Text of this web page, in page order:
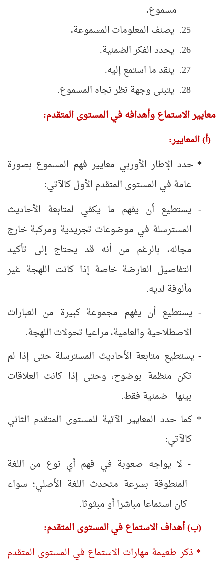
مسموع.
يصنف المعلومات المسموعة.
يحدد الفكر الضمنية.
ينقد ما استمع إليه.
يتبنى وجهة نظر تجاه المسموع.
معايير الاستماع وأهدافهفي المستوى المتقدم:
(أ) المعايير:
*حدد الإطار الأوربي معايير فهم المسموع بصورة
عامة في المستوى المتقدم الأول كالآتي:
- يستطيع أن يفهم ما يكفي لمتابعة الأحاديث
المسترسلة في موضوعات تجريدية ومركبة خارج
مجاله، بالرغم من أنه قد يحتاج إلى تأكيد
التفاصيل العارضة خاصة إذا كانت اللهجة غير
مألوفة لديه.
- يستطيع أن يفهم مجموعة كبيرة من العبارات
الاصطلاحية والعامية، مراعيا تحولات اللهجة.
- يستطيع متابعة الأحاديث المسترسلة حتى إذا لم
تكن منظمة بوضوح، وحتى إذا كانت العلاقات
بينها ضمنية فقط.
* كما حدد المعايير الآتية للمستوى المتقدم الثاني
كالآتي:
- لا يواجه صعوبة في فهم أي نوع من اللغة
المنطوقة بسرعة متحدث اللغة الأصلي؛ سواء
كان استماعا مباشرا أو مبثوثا.
(ب)أهداف الاستماع في المستوى المتقدم:
* ذكر طعيمة مهارات الاستماع في المستوى المتقدم